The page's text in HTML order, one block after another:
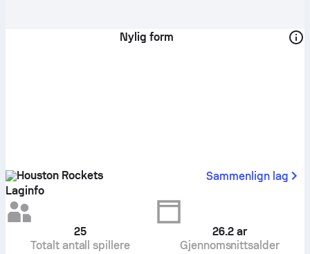
Nylig form
Houston Rockets
Sammenlign lag
Laginfo
25
Totalt antall spillere
26.2 ar
Gjennomsnittsalder